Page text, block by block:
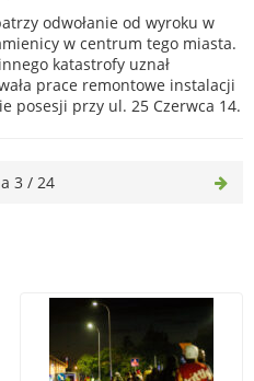
odwołanie od wyroku w
w centrum tego miasta.
katastrofy uznał
prace remontowe instalacji
posesji przy ul. 25 Czerwca 14.
3 / 24